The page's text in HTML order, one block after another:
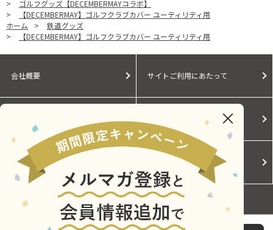
>
ゴルフグッズ【DECEMBERMAYコラボ】
>
【DECEMBERMAY】ゴルフクラブカバー ユーティリティ用
ホーム
>
鉄道グッズ
>
【DECEMBERMAY】ゴルフクラブカバー ユーティリティ用
会社概要 サイトご利用にあたって
Cookieポリシー ご利用規約
お問い合わせ
【DECEMBERMAY】ゴルフクラブカバー ユーティリティ